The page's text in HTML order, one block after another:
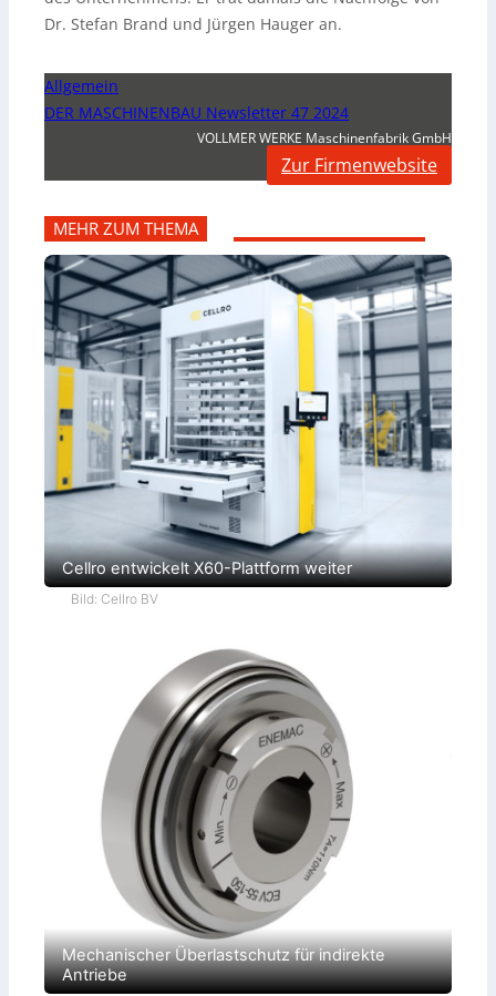
Dr. Stefan Brand und Jürgen Hauger an.
Allgemein
DER MASCHINENBAU Newsletter 47 2024
VOLLMER WERKE Maschinenfabrik GmbH
Zur Firmenwebsite
MEHR ZUM THEMA
Cellro entwickelt X60-Plattform weiter
Bild: Cellro BV
Mechanischer Überlastschutz für indirekte
Antriebe